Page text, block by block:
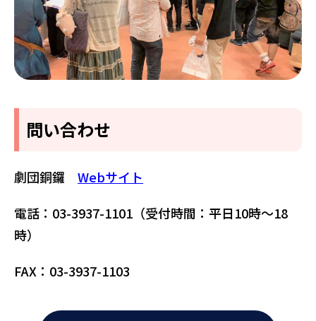
問い合わせ
劇団銅鑼 Webサイト
電話：03-3937-1101（受付時間：平日10時～18
時）
FAX：03-3937-1103